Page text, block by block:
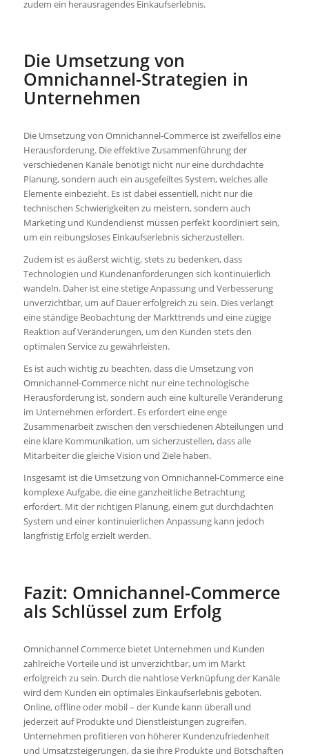
zudem ein herausragendes Einkaufserlebnis.
Die Umsetzung von
Omnichannel-Strategien in
Unternehmen
Die Umsetzung von Omnichannel-Commerce ist zweifellos eine
Herausforderung. Die effektive Zusammenführung der
verschiedenen Kanäle benötigt nicht nur eine durchdachte
Planung, sondern auch ein ausgefeiltes System, welches alle
Elemente einbezieht. Es ist dabei essentiell, nicht nur die
technischen Schwierigkeiten zu meistern, sondern auch
Marketing und Kundendienst müssen perfekt koordiniert sein,
um ein reibungsloses Einkaufserlebnis sicherzustellen.
Zudem ist es äußerst wichtig, stets zu bedenken, dass
Technologien und Kundenanforderungen sich kontinuierlich
wandeln. Daher ist eine stetige Anpassung und Verbesserung
unverzichtbar, um auf Dauer erfolgreich zu sein. Dies verlangt
eine ständige Beobachtung der Markttrends und eine zügige
Reaktion auf Veränderungen, um den Kunden stets den
optimalen Service zu gewährleisten.
Es ist auch wichtig zu beachten, dass die Umsetzung von
Omnichannel-Commerce nicht nur eine technologische
Herausforderung ist, sondern auch eine kulturelle Veränderung
im Unternehmen erfordert. Es erfordert eine enge
Zusammenarbeit zwischen den verschiedenen Abteilungen und
eine klare Kommunikation, um sicherzustellen, dass alle
Mitarbeiter die gleiche Vision und Ziele haben.
Insgesamt ist die Umsetzung von Omnichannel-Commerce eine
komplexe Aufgabe, die eine ganzheitliche Betrachtung
erfordert. Mit der richtigen Planung, einem gut durchdachten
System und einer kontinuierlichen Anpassung kann jedoch
langfristig Erfolg erzielt werden.
Fazit: Omnichannel-Commerce
als Schlüssel zum Erfolg
Omnichannel Commerce bietet Unternehmen und Kunden
zahlreiche Vorteile und ist unverzichtbar, um im Markt
erfolgreich zu sein. Durch die nahtlose Verknüpfung der Kanäle
wird dem Kunden ein optimales Einkaufserlebnis geboten.
Online, offline oder mobil – der Kunde kann überall und
jederzeit auf Produkte und Dienstleistungen zugreifen.
Unternehmen profitieren von höherer Kundenzufriedenheit
und Umsatzsteigerungen, da sie ihre Produkte und Botschaften